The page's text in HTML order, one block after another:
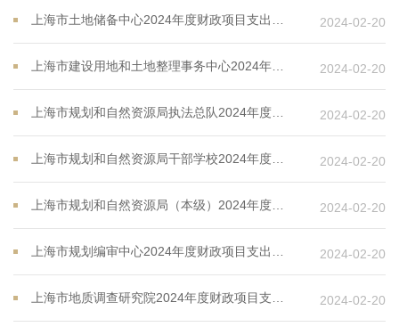
2024-02-20
2024-02-20
2024-02-20
2024-02-20
2024-02-20
2024-02-20
2024-02-20